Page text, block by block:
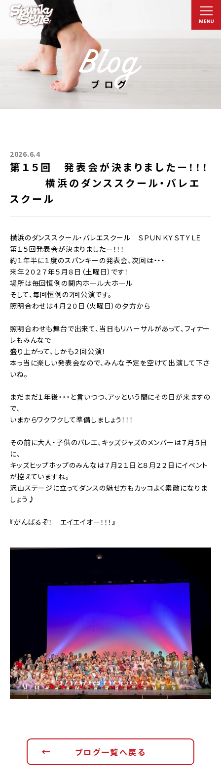
ブログ
2026.6.4
第１５回 発表会が決まりましたー！！！
横浜のダンススクール・バレエ
スクール
横浜のダンススクール・バレエスクール ＳＰＵＮＫＹＳＴＹＬＥ
第１５回発表会が決まりましたー！！！
約１年半に１度のスパンキーの発表会、次回は・・・
来年２０２７年５月８日（土曜日）です！
場所は毎回恒例の関内ホール大ホール
そして、毎回恒例の2回公演です。
照明合わせは４月２０日（火曜日）の夕方から
照明合わせも舞台で出来て、当日もリハーサルがあって、フィナー
レもみんなで
盛り上がって、しかも２回公演！
本っ当に楽しい発表会なので、みんな予定を空けて出演して下さ
いね。
まだまだ１年後・・・と言いつつ、アッという間にその日が来ますの
で、
いまからワクワクして準備しましょう！！！
その前に大人・子供のバレエ、キッズジャズのメンバーは７月５日
に、
キッズヒップホップのみんなは７月２１日と８月２２日にイベント
が控えていますね。
沢山ステージに立ってダンスの魅せ方もカッコよく素敵になりま
しょう♪
『がんばるぞ！ エイエイオー！！！』
ブログ一覧へ戻る